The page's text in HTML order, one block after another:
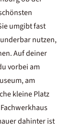
umgibt fast
nutzen,
Auf deiner
vorbei am
am
kleine Platz
dahinter ist